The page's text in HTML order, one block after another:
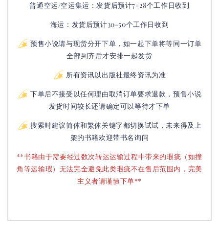
普通空运/空运集运：发货后预计7-28个工作日收到
海运：发货后预计30-50个工作日收到
预售小说请与现货分开下单，如一起下单将等同一订单
全部到齐后才安排一起发货
所有资讯以出版社最终资讯为准
下单后不接受以任何理由取消订单要求退款，预售小说
发货时间较长还请确定可以等待才下单
搜索时建议简体和繁体关键字都切换试试，未来得及上
架的书籍欢迎带书名询问
**书籍由于需要经过数次转运运输过程中带来的瑕疵（如撞
角等运输瑕）无法完全避免此类瑕疵不在售后范围内，完美
主义者请谨慎下单**